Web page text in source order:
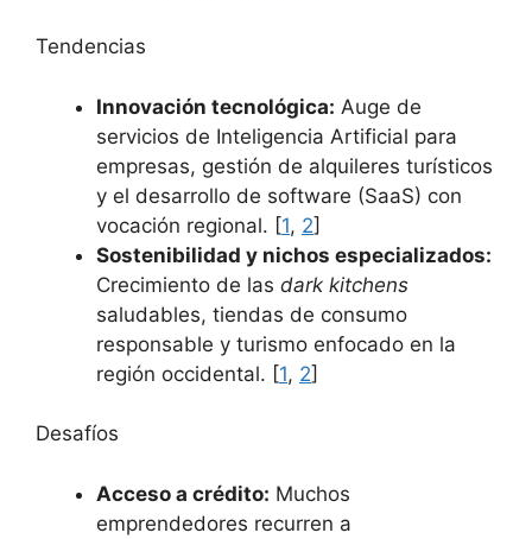
Tendencias
Innovación tecnológica: Auge de
servicios de Inteligencia Artificial para
empresas, gestión de alquileres turísticos
y el desarrollo de software (SaaS) con
vocación regional. [1, 2]
Sostenibilidad y nichos especializados:
Crecimiento de las dark kitchens
saludables, tiendas de consumo
responsable y turismo enfocado en la
región occidental. [1, 2]
Desafíos
Acceso a crédito: Muchos
emprendedores recurren a